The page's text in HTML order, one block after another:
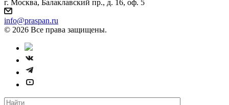
г. Москва, Балаклавский пр., д. 16, оф. 5
info@praspan.ru
© 2026 Все права защищены.